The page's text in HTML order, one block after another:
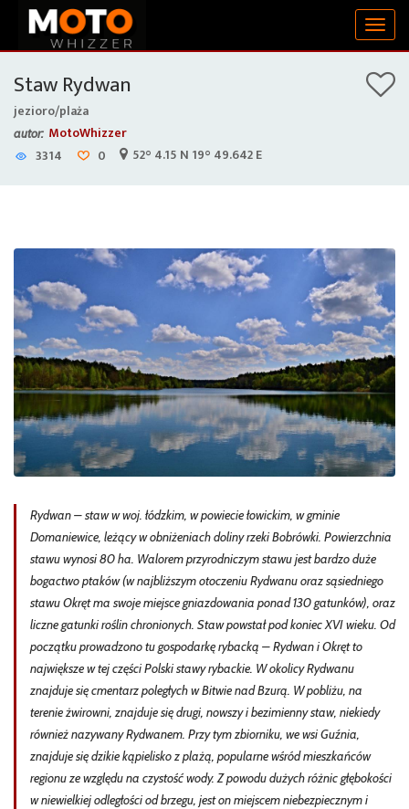
Staw Rydwan
jezioro/plaża
autor: MotoWhizzer
3314
0 52° 4.15 N 19° 49.642 E
Rydwan – staw w woj. łódzkim, w powiecie łowickim, w gminie
Domaniewice, leżący w obniżeniach doliny rzeki Bobrówki. Powierzchnia
stawu wynosi 80 ha. Walorem przyrodniczym stawu jest bardzo duże
bogactwo ptaków (w najbliższym otoczeniu Rydwanu oraz sąsiedniego
stawu Okręt ma swoje miejsce gniazdowania ponad 130 gatunków), oraz
liczne gatunki roślin chronionych. Staw powstał pod koniec XVI wieku. Od
początku prowadzono tu gospodarkę rybacką – Rydwan i Okręt to
największe w tej części Polski stawy rybackie. W okolicy Rydwanu
znajduje się cmentarz poległych w Bitwie nad Bzurą. W pobliżu, na
terenie żwirowni, znajduje się drugi, nowszy i bezimienny staw, niekiedy
również nazywany Rydwanem. Przy tym zbiorniku, we wsi Guźnia,
znajduje się dzikie kąpielisko z plażą, popularne wśród mieszkańców
regionu ze względu na czystość wody. Z powodu dużych różnic głębokości
w niewielkiej odległości od brzegu, jest on miejscem niebezpiecznym i